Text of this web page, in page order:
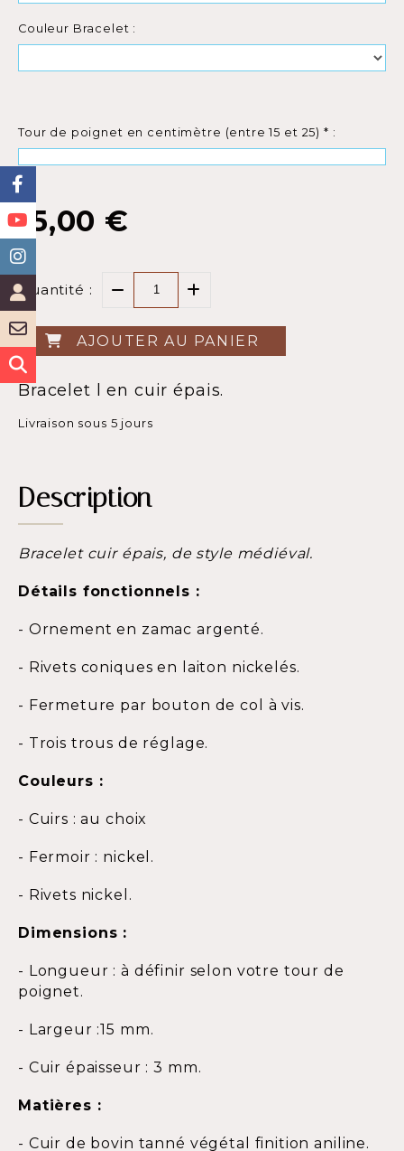
Couleur Bracelet :
Tour de poignet en centimètre (entre 15 et 25) * :
15,00 €
Quantité :
AJOUTER AU PANIER
Bracelet l en cuir épais.
Livraison sous 5 jours
Description
Bracelet cuir épais, de style médiéval.
Détails fonctionnels :
- Ornement en zamac argenté.
- Rivets coniques en laiton nickelés.
- Fermeture par bouton de col à vis.
- Trois trous de réglage.
Couleurs :
- Cuirs : au choix
- Fermoir : nickel.
- Rivets nickel.
Dimensions :
- Longueur : à définir selon votre tour de
poignet.
- Largeur :15 mm.
- Cuir épaisseur : 3 mm.
Matières :
- Cuir de bovin tanné végétal finition aniline.